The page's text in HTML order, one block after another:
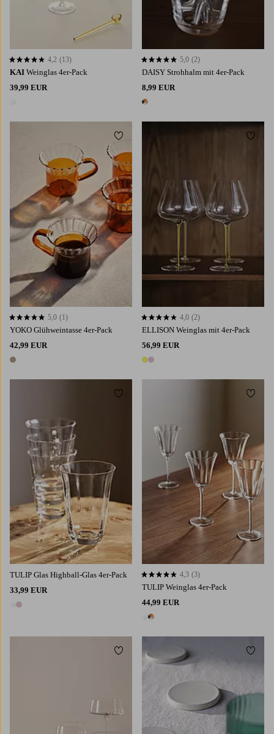
KAI Weinglas 4er-Pack
39,99 EUR
4,2 basierend auf 13 Bewertungen
4,2 (13)
DAISY Strohhalm mit 4er-Pack
8,99 EUR
1 Farbe
5,0 basierend auf 2 Bewertungen
5,0 (2)
YOKO Glühweintasse 4er-Pack
42,99 EUR
1 Farbe
5,0 basierend auf 1 Bewertungen
5,0 (1)
Zu Favoriten hinzufügen
ELLISON Weinglas mit 4er-Pack
56,99 EUR
2 Farben
4,0 basierend auf 2 Bewertungen
4,0 (2)
Zu
TULIP Glas Highball-Glas 4er-Pack
33,99 EUR
2 Farben
Zu Favoriten hinzufügen
TULIP Weinglas 4er-Pack
44,99 EUR
2 Farben
4,3 basierend auf 3 Bewertungen
4,3 (3)
Zu
Zu Favoriten hinzufügen Zu